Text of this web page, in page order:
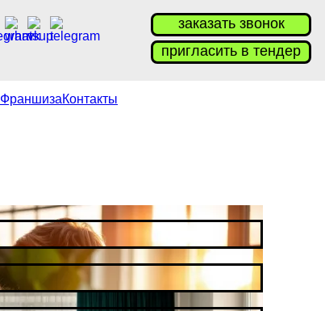
заказать звонок
пригласить в тендер
ФраншизаКонтакты